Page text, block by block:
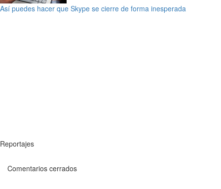
Así puedes hacer que Skype se cierre de forma inesperada
Reportajes
Comentarios cerrados